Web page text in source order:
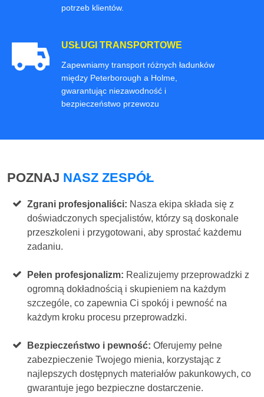
potrzeb klientów.
USŁUGI TRANSPORTOWE
Zapewniamy transport różnych ładunków
między Peterborough a Holme,
gwarantując niezawodność i
bezpieczeństwo przewozu
POZNAJ NASZ ZESPÓŁ
Zgrani profesjonaliści: Nasza ekipa składa się z
doświadczonych specjalistów, którzy są doskonale
przeszkoleni i przygotowani, aby sprostać każdemu
zadaniu.
Pełen profesjonalizm: Realizujemy przeprowadzki z
ogromną dokładnością i skupieniem na każdym
szczególe, co zapewnia Ci spokój i pewność na
każdym kroku procesu przeprowadzki.
Bezpieczeństwo i pewność:Oferujemy pełne
zabezpieczenie Twojego mienia, korzystając z
najlepszych dostępnych materiałów pakunkowych, co
gwarantuje jego bezpieczne dostarczenie.